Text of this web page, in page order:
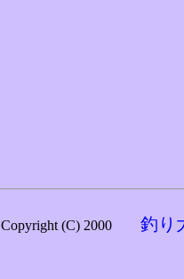
Copyright (C) 2000 釣り